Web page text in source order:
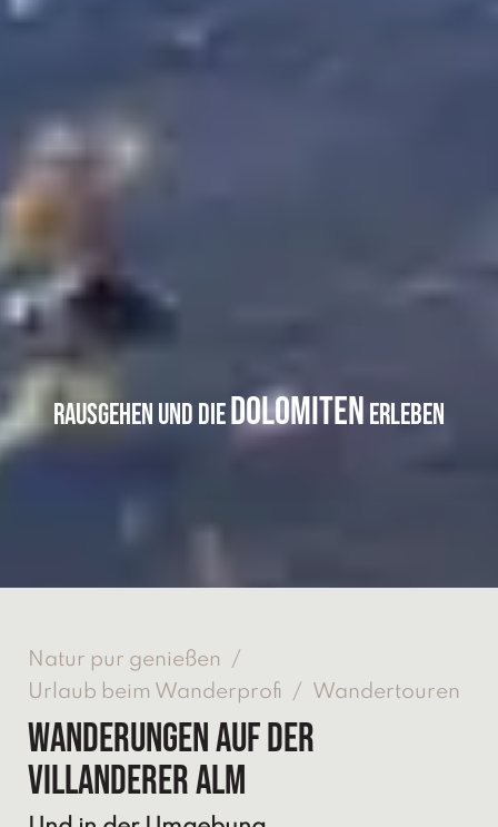
RAUSGEHEN UND DIEDOLOMITENERLEBEN
Natur pur genießen
/
Urlaub beim Wanderprofi
/ Wandertouren
Wanderungen auf der
Villanderer Alm